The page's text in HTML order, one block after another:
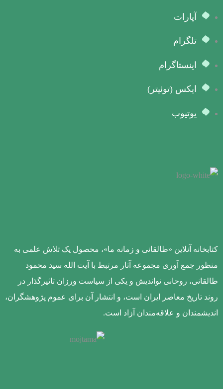
آپارات
تلگرام
اینستاگرام
ایکس (توئیتر)
یوتیوب
کتابخانه آنلاین «طالقانی و زمانه ما»، محصول یک تلاش علمی به
منظور جمع آوری مجموعه آثار مرتبط با آیت الله سید محمود
طالقانی، روحانی نواندیش و یکی از سیاست ورزان تاثیرگذار در
روند تاریخ معاصر ایران است، و انتشار آن برای عموم پژوهشگران،
اندیشمندان و علاقه‌مندان آزاد است.